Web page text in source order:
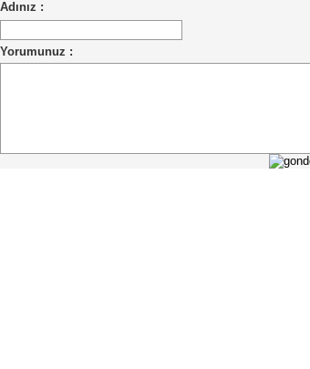
Adınız :
Yorumunuz :